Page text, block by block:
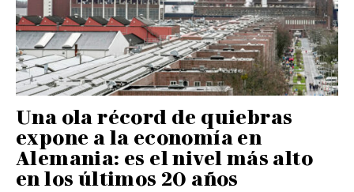
Una ola récord de quiebras
expone a la economía en
Alemania: es el nivel más alto
en los últimos 20 años